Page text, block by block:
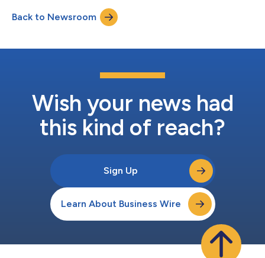
précautions supplémentaires avant d’acheter un véhicule
d’occasion et, ainsi, leur éviter des surprises coûteuses. « Les
Back to Newsroom
Wish your news had
this kind of reach?
Sign Up
Learn About Business Wire